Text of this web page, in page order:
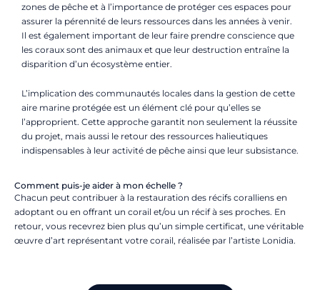
zones de pêche et à l’importance de protéger ces espaces pour
assurer la pérennité de leurs ressources dans les années à venir.
Il est également important de leur faire prendre conscience que
les coraux sont des animaux et que leur destruction entraîne la
disparition d’un écosystème entier.
L’implication des communautés locales dans la gestion de cette
aire marine protégée est un élément clé pour qu’elles se
l’approprient. Cette approche garantit non seulement la réussite
du projet, mais aussi le retour des ressources halieutiques
indispensables à leur activité de pêche ainsi que leur subsistance.
Comment puis-je aider à mon échelle ?
Chacun peut contribuer à la restauration des récifs coralliens en
adoptant ou en offrant un corail et/ou un récif à ses proches. En
retour, vous recevrez bien plus qu’un simple certificat, une véritable
œuvre d’art représentant votre corail, réalisée par l’artiste Lonidia.